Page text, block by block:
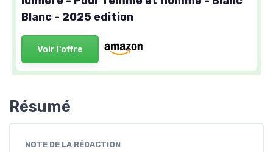
Blanc - 2025 edition
Voir l'offre
Résumé
NOTE DE LA RÉDACTION